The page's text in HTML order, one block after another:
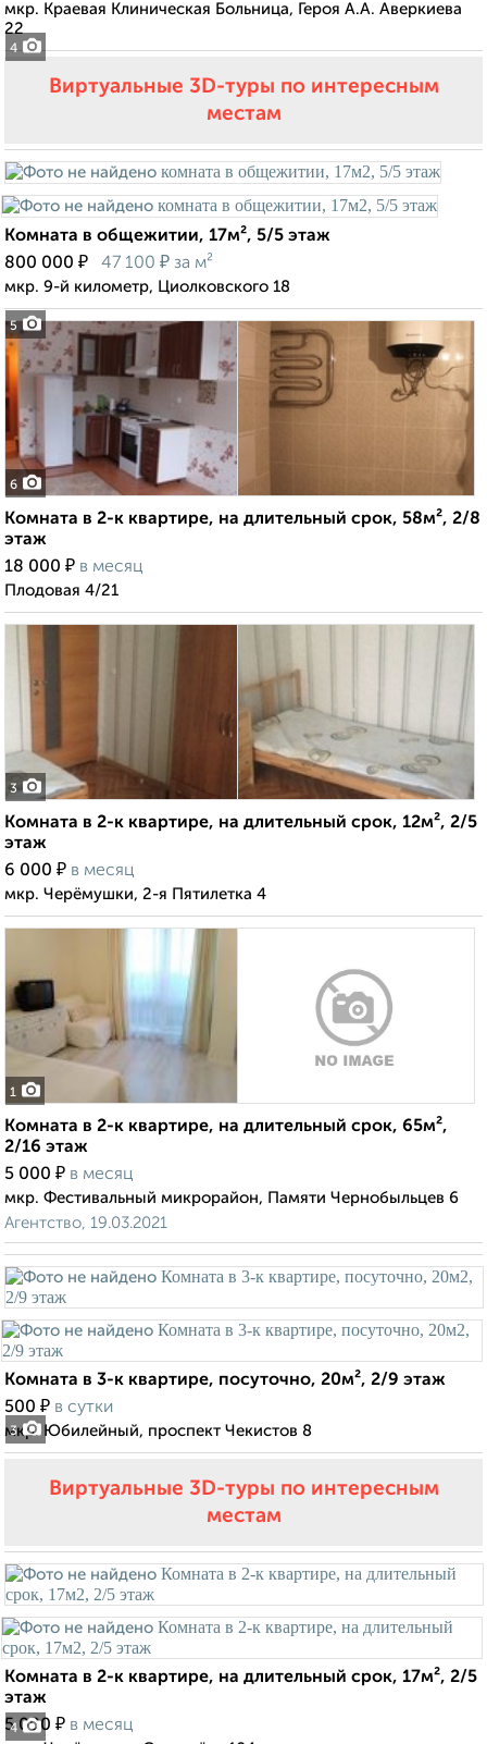
4
мкр. Краевая Клиническая Больница, Героя А.А. Аверкиева
22
Виртуальные 3D-туры по интересным
местам
5
Комната в общежитии, 17м², 5/5 этаж
800 000 ₽ 47 100 ₽ за м²
мкр. 9-й километр, Циолковского 18
6
Комната в 2-к квартире, на длительный срок, 58м², 2/8
этаж
18 000 ₽ в месяц
Плодовая 4/21
3
Комната в 2-к квартире, на длительный срок, 12м², 2/5
этаж
6 000 ₽ в месяц
мкр. Черёмушки, 2-я Пятилетка 4
1
Комната в 2-к квартире, на длительный срок, 65м²,
2/16 этаж
5 000 ₽ в месяц
мкр. Фестивальный микрорайон, Памяти Чернобыльцев 6
Агентство, 19.03.2021
3
Комната в 3-к квартире, посуточно, 20м², 2/9 этаж
500 ₽ в сутки
мкр. Юбилейный, проспект Чекистов 8
Виртуальные 3D-туры по интересным
местам
4
Комната в 2-к квартире, на длительный срок, 17м², 2/5
этаж
5 000 ₽ в месяц